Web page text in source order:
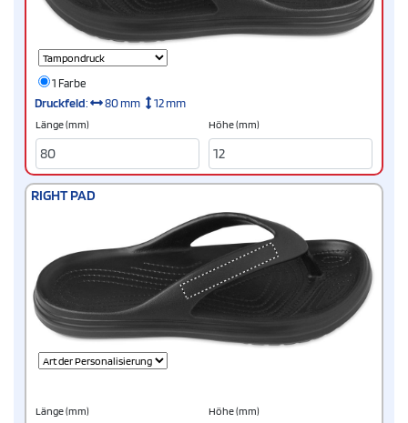
1 Farbe
Druckfeld: 80 mm 12 mm
Länge (mm) Höhe (mm)
RIGHT PAD
Länge (mm) Höhe (mm)